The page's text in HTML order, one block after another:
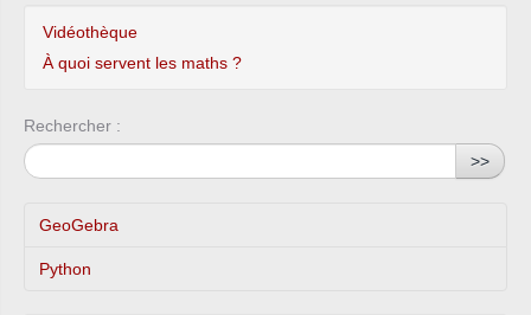
Vidéothèque
À quoi servent les maths ?
Rechercher :
>>
GeoGebra
Python